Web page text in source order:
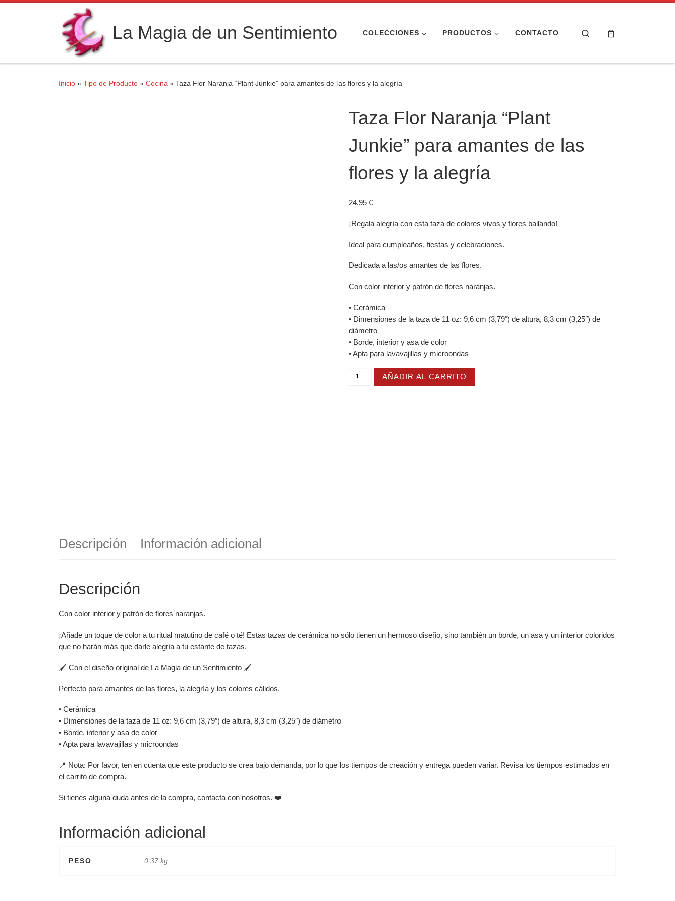
Saltar al contenido
La Magia de un Sentimiento COLECCIONES PRODUCTOS CONTACTO Search
Inicio » Tipo de Producto » Cocina » Taza Flor Naranja “Plant Junkie” para amantes de las flores y la alegría
Taza Flor Naranja “Plant
Junkie” para amantes de las
flores y la alegría
24,95€
¡Regala alegría con esta taza de colores vivos y flores bailando!
Ideal para cumpleaños, fiestas y celebraciones.
Dedicada a las/os amantes de las flores.
Con color interior y patrón de flores naranjas.
• Cerámica
• Dimensiones de la taza de 11 oz: 9,6 cm (3,79″) de altura, 8,3 cm (3,25″) de
diámetro
• Borde, interior y asa de color
• Apta para lavavajillas y microondas
Taza Flor Naranja "Plant Junkie" para amantes de las flores y la alegría cantidad
AÑADIR AL CARRITO
Descripción Información adicional
Descripción
Con color interior y patrón de flores naranjas.
¡Añade un toque de color a tu ritual matutino de café o té! Estas tazas de cerámica no sólo tienen un hermoso diseño, sino también un borde, un asa y un interior coloridos
que no harán más que darle alegría a tu estante de tazas.
🖌️ Con el diseño original de La Magia de un Sentimiento 🖌️
Perfecto para amantes de las flores, la alegría y los colores cálidos.
• Cerámica
• Dimensiones de la taza de 11 oz: 9,6 cm (3,79″) de altura, 8,3 cm (3,25″) de diámetro
• Borde, interior y asa de color
• Apta para lavavajillas y microondas
📍 Nota: Por favor, ten en cuenta que este producto se crea bajo demanda, por lo que los tiempos de creación y entrega pueden variar. Revisa los tiempos estimados en
el carrito de compra.
Si tienes alguna duda antes de la compra, contacta con nosotros. ❤️
Información adicional
PESO 0,37 kg